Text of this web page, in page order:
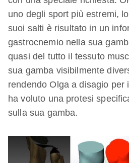
uno degli sport più estremi,
suoi salti è risultato in un
gastrocnemio nella sua
quasi del tutto il tessuto
sua gamba visibilmente
rendendo Olga a disagio per
ha voluto una protesi
sulla sua gamba.